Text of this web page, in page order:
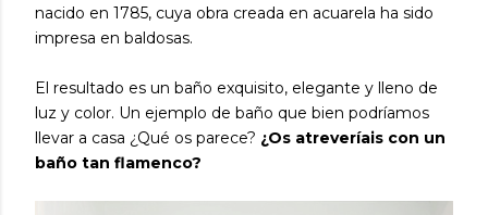
nacido en 1785, cuya obra creada en acuarela ha sido
impresa en baldosas.
El resultado es un baño exquisito, elegante y lleno de
luz y color. Un ejemplo de baño que bien podríamos
llevar a casa ¿Qué os parece? ¿Os atreveríais con un
baño tan flamenco?